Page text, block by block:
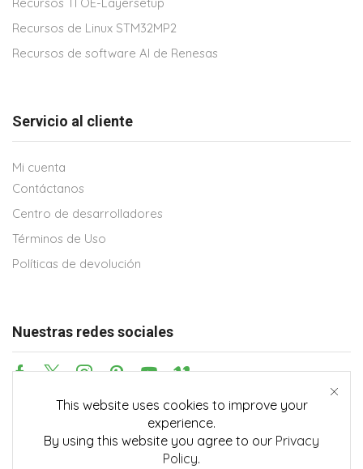
This website uses cookies to improve your
experience.
By using this website you agree to our Privacy
Policy.
Recursos de Linux STM32MP2
Recursos de software AI de Renesas
Servicio al cliente
Mi cuenta
Contáctanos
Centro de desarrolladores
Términos de Uso
Políticas de devolución
Nuestras redes sociales